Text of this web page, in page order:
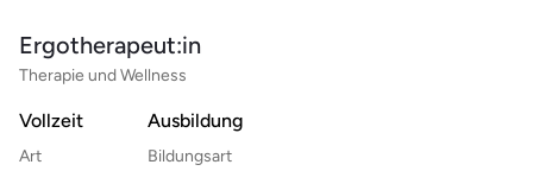
Ergotherapeut:in
Therapie und Wellness
Vollzeit
Art
Ausbildung
Bildungsart